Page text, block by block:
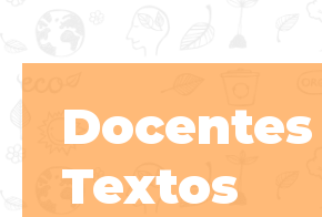
Docentes
Textos